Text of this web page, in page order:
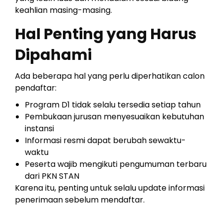
keahlian masing-masing.
Hal Penting yang Harus
Dipahami
Ada beberapa hal yang perlu diperhatikan calon
pendaftar:
Program D1 tidak selalu tersedia setiap tahun
Pembukaan jurusan menyesuaikan kebutuhan
instansi
Informasi resmi dapat berubah sewaktu-
waktu
Peserta wajib mengikuti pengumuman terbaru
dari PKN STAN
Karena itu, penting untuk selalu update informasi
penerimaan sebelum mendaftar.